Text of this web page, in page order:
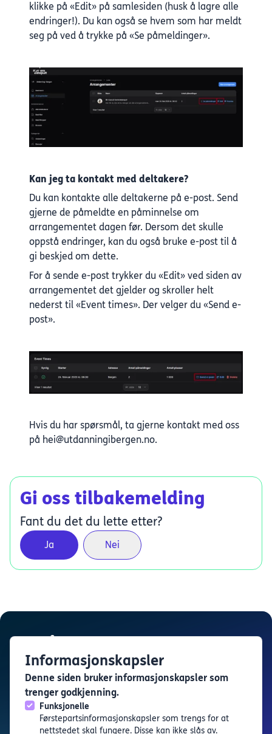
klikke på «Edit» på samlesiden (husk å lagre alle
endringer!). Du kan også se hvem som har meldt
seg på ved å trykke på «Se påmeldinger».
Kan jeg ta kontakt med deltakere?
Du kan kontakte alle deltakerne på e-post. Send
gjerne de påmeldte en påminnelse om
arrangementet dagen før. Dersom det skulle
oppstå endringer, kan du også bruke e-post til å
gi beskjed om dette.
For å sende e-post trykker du «Edit» ved siden av
arrangementet det gjelder og skroller helt
nederst til «Event times». Der velger du «Send e-
post».
Hvis du har spørsmål, ta gjerne kontakt med oss
på hei@utdanningibergen.no.
Gi oss tilbakemelding
Fant du det du lette etter?
Ja Nei
Karrierekatapult
Karrierekatapult er en tjeneste levert av
Bergen
Finn arrangement
Informasjonskapsler
Denne siden bruker informasjonskapsler som
trenger godkjenning.
Funksjonelle
Førstepartsinformasjonskapsler som trengs for at
nettstedet skal fungere. Disse kan ikke slås av.